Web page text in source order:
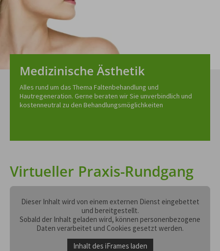
Medizinische Ästhetik
Alles rund um das Thema Faltenbehandlung und
Hautregeneration. Gerne beraten wir Sie unverbindlich und
kostenneutral zu den Behandlungsmöglichkeiten
Virtueller Praxis-Rundgang
Dieser Inhalt wird von einem externen Dienst eingebettet
und bereitgestellt.
Sobald der Inhalt geladen wird, können personenbezogene
Daten verarbeitet und Cookies gesetzt werden.
Inhalt des iFrames laden